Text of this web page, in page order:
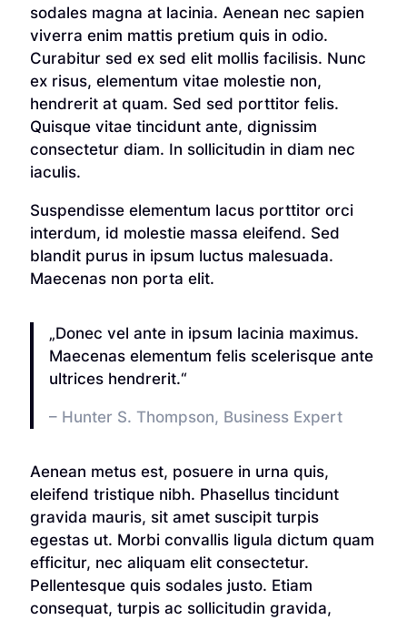
sodales magna at lacinia. Aenean nec sapien
viverra enim mattis pretium quis in odio.
Curabitur sed ex sed elit mollis facilisis. Nunc
ex risus, elementum vitae molestie non,
hendrerit at quam. Sed sed porttitor felis.
Quisque vitae tincidunt ante, dignissim
consectetur diam. In sollicitudin in diam nec
iaculis.
Suspendisse elementum lacus porttitor orci
interdum, id molestie massa eleifend. Sed
blandit purus in ipsum luctus malesuada.
Maecenas non porta elit.
„Donec vel ante in ipsum lacinia maximus.
Maecenas elementum felis scelerisque ante
ultrices hendrerit.“
– Hunter S. Thompson, Business Expert
Aenean metus est, posuere in urna quis,
eleifend tristique nibh. Phasellus tincidunt
gravida mauris, sit amet suscipit turpis
egestas ut. Morbi convallis ligula dictum quam
efficitur, nec aliquam elit consectetur.
Pellentesque quis sodales justo. Etiam
consequat, turpis ac sollicitudin gravida,